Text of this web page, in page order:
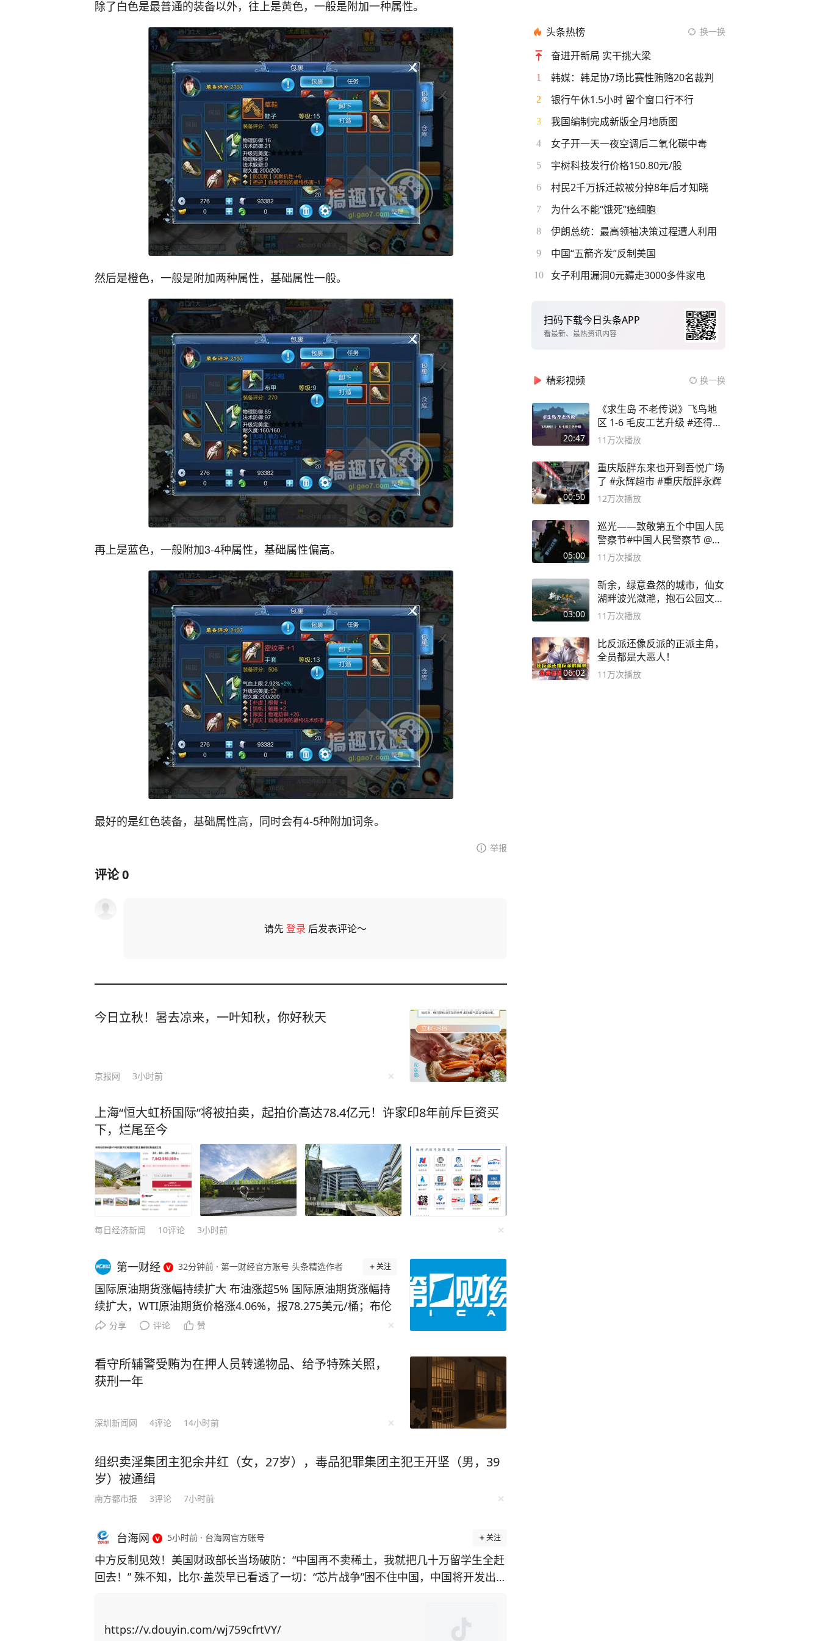
除了白色是最普通的装备以外，往上是黄色，一般是附加一种属性。
然后是橙色，一般是附加两种属性，基础属性一般。
再上是蓝色，一般附加3-4种属性，基础属性偏高。
最好的是红色装备，基础属性高，同时会有4-5种附加词条。
举报
评论0
请先登录 后发表评论～
今日立秋！暑去凉来，一叶知秋，你好秋天
京报网 3小时前
上海“恒大虹桥国际”将被拍卖，起拍价高达78.4亿元！许家印8年前斥巨资买
下，烂尾至今
每日经济新闻 10评论 3小时前
第一财经 32分钟前 · 第一财经官方账号 头条精选作者 关注
国际原油期货涨幅持续扩大 布油涨超5% 国际原油期货涨幅持
续扩大，WTI原油期货价格涨4.06%，报78.275美元/桶；布伦
特原油期货价格涨5.04%，报83.453美元/桶。消息面上，据报
分享 评论 赞
看守所辅警受贿为在押人员转递物品、给予特殊关照，
获刑一年
深圳新闻网 4评论 14小时前
组织卖淫集团主犯余井红（女，27岁），毒品犯罪集团主犯王开坚（男，39
岁）被通缉
南方都市报 3评论 7小时前
台海网 5小时前 · 台海网官方账号 关注
中方反制见效！美国财政部长当场破防：“中国再不卖稀土，我就把几十万留学生全赶
回去！” 殊不知，比尔·盖茨早已看透了一切：“芯片战争”困不住中国，中国将开发出自
博弈找筹码，居然把矛头指向了中国留学生身上！ 美国以中国留学生为筹码，施压中
https://v.douyin.com/wj759cfrtVY/
头条热榜 换一换
奋进开新局 实干挑大梁
1 韩媒：韩足协7场比赛性贿赂20名裁判
2 银行午休1.5小时 留个窗口行不行
3 我国编制完成新版全月地质图
4 女子开一天一夜空调后二氧化碳中毒
5 宇树科技发行价格150.80元/股
6 村民2千万拆迁款被分掉8年后才知晓
7 为什么不能“饿死”癌细胞
8 伊朗总统：最高领袖决策过程遭人利用
9 中国“五箭齐发”反制美国
10 女子利用漏洞0元薅走3000多件家电
扫码下载今日头条APP
看最新、最热资讯内容
精彩视频 换一换
20:47
《求生岛 不老传说》飞鸟地
区 1-6 毛皮工艺升级 #还得是
主机大作
11万次播放
00:50
重庆版胖东来也开到吾悦广场
了 #永辉超市 #重庆版胖永辉
12万次播放
05:00
巡光——致敬第五个中国人民
警察节#中国人民警察节 @抖
音小助手
11万次播放
03:00
新余，绿意盎然的城市，仙女
湖畔波光潋滟，抱石公园文化
深邃……
11万次播放
06:02
比反派还像反派的正派主角，
全员都是大恶人！
11万次播放